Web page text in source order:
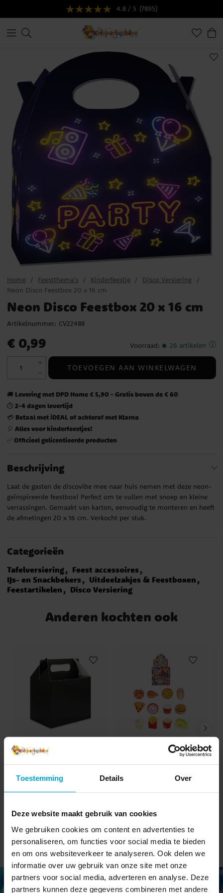
Toestemming Details Over
Deze website maakt gebruik van cookies
We gebruiken cookies om content en advertenties te
personaliseren, om functies voor social media te bieden
en om ons websiteverkeer te analyseren. Ook delen we
informatie over uw gebruik van onze site met onze
partners voor social media, adverteren en analyse. Deze
partners kunnen deze gegevens combineren met andere
4.8 / 5 (7895)
Home Feestthema's Kinderfeestje
Disco Versiering
Neon Disco Feestbox 20 x 16 cm
Neon Disco Feestbox 20 x 16 cm
Artikelnummer: CV22488
Prijs:€ 0,99
€ 0,99 Voorraad: 26 artikelen
TOEVOEGEN AAN WINKELWAGEN
🚚 Levering met DPD Home € 5,90 - Gratis boven de € 60
⏱️ 2-4 dagen levertijd
💳 Betaal met iDEAL of achteraf met Klarna
🎈 Alles voor kinderfeestjes!
✅ Officieel gelicentieerde producten
Beschrijving
Laat de gasten de discovibe mee naar huis nemen met deze neon-
geïnspireerde feestbox! Perfect om te vullen met snoep en kleine
verrassingen. Gemaakt van karton, eenvoudig te monteren en heeft
de afmetingen 20 x 16 cm. Verkocht per stuk.
Categorieën
Tafelversiering
Feest accessoires
IJs- en Snackbekers
Uitdeelzakjes & Feestboxen
Feestartikelen
Disco Versiering
Anderen kochten ook
Feestbox - Zwart
Prijs:€ 0,85
€ 0,85
Mini Squishy Fastfood 4
€ 0,69